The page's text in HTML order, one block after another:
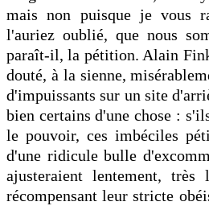
mais non puisque je vous
l'auriez oublié, que nous
paraît-il, la pétition. Alain
douté, à la sienne,
d'impuissants sur un site
bien certains d'une chose :
le pouvoir, ces imbéciles
d'une ridicule bulle
ajusteraient lentement,
récompensant leur stricte